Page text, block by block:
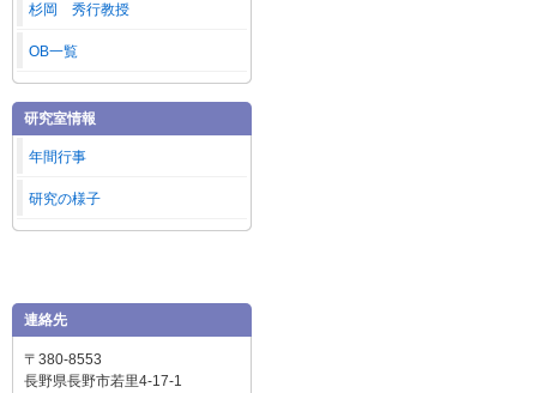
杉岡 秀行教授
OB一覧
研究室情報
年間行事
研究の様子
連絡先
〒380-8553
長野県長野市若里4-17-1